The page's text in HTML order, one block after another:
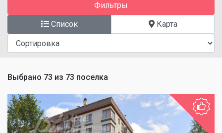
Фильтры
Список
Карта
Выбрано 73 из 73 поселка